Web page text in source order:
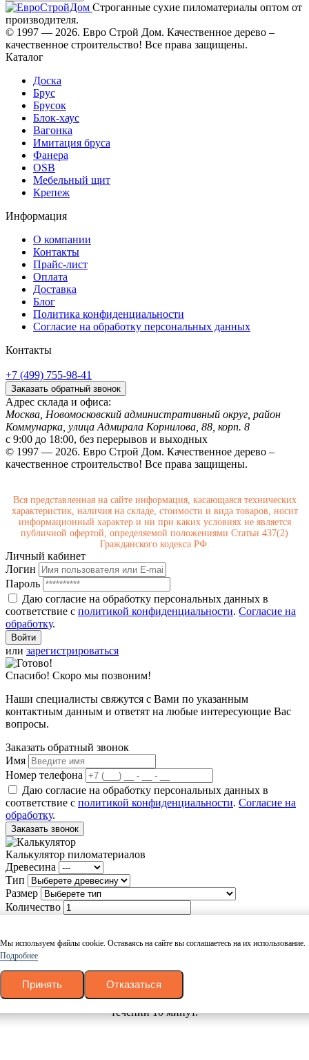
Строганные сухие пиломатериалы оптом от
производителя.
© 1997 — 2026. Евро Строй Дом. Качественное дерево –
качественное строительство! Все права защищены.
Каталог
Доска
Брус
Брусок
Блок-хаус
Вагонка
Имитация бруса
Фанера
OSB
Мебельный щит
Крепеж
Информация
О компании
Контакты
Прайс-лист
Оплата
Доставка
Блог
Политика конфиденциальности
Согласие на обработку персональных данных
Контакты
+7 (499) 755-98-41
Заказать обратный звонок
Адрес склада и офиса:
Москва, Новомосковский административный округ, район
Коммунарка, улица Адмирала Корнилова, 88, корп. 8
с 9:00 до 18:00, без перерывов и выходных
© 1997 — 2026. Евро Строй Дом. Качественное дерево –
качественное строительство! Все права защищены.
Вся представленная на сайте информация, касающаяся технических
характеристик, наличия на складе, стоимости и вида товаров, носит
информационный характер и ни при каких условиях не является
публичной офертой, определяемой положениями Статьи 437(2)
Гражданского кодекса РФ.
Личный кабинет
Логин
Пароль
Даю согласие на обработку персональных данных в
соответствие с политикой конфиденциальности. Согласие на
обработку.
или зарегистрироваться
Спасибо! Скоро мы позвоним!
Наши специалисты свяжутся с Вами по указанным
контактным данным и ответят на любые интересующие Вас
вопросы.
Заказать обратный звонок
Имя
Номер телефона
Даю согласие на обработку персональных данных в
соответствие с политикой конфиденциальности. Согласие на
обработку.
Заказать звонок
Калькулятор пиломатериалов
Древесина
Тип
Размер
Количество
Ваш товар успешно добавлен в корзину
Вернуться
Оформить заказ
Заказать в 1 клик
Оставьте свои данные и наш менеджер свяжется с Вами в
течении 10 минут.
Мы используем файлы cookie. Оставаясь на сайте вы соглашаетесь на их использование.
Подробнее
Принять Отказаться